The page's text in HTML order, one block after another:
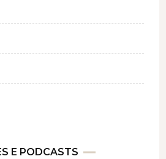
E PODCASTS